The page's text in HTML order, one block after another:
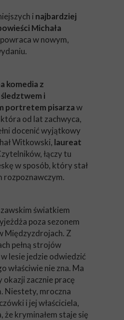
i najbardziej
Michała
powraca w nowym,
komedia z
i
portretem pisarzaw
od lat zachwyca,
docenić wyjątkowy
Witkowski, laureat
łączy tu
w sposób, który stał
rozpoznawczym.
światkiem
poza sezonem
Międzyzdrojach. Z
pełną strojów
lesie jedzie odwiedzić
właściwie nie zna. Ma
okazji zacznie pracę
Niestety, mroczna
i jej właściciela,
że kryminałem staje się